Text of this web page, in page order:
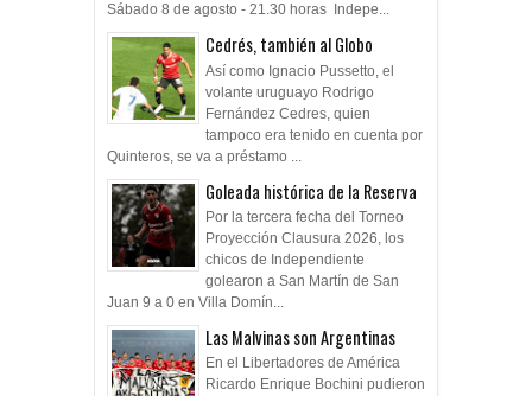
Sábado 8 de agosto - 21.30 horas Indepe...
Cedrés, también al Globo
Así como Ignacio Pussetto, el
volante uruguayo Rodrigo
Fernández Cedres, quien
tampoco era tenido en cuenta por
Quinteros, se va a préstamo ...
Goleada histórica de la Reserva
Por la tercera fecha del Torneo
Proyección Clausura 2026, los
chicos de Independiente
golearon a San Martín de San
Juan 9 a 0 en Villa Domín...
Las Malvinas son Argentinas
En el Libertadores de América
Ricardo Enrique Bochini pudieron